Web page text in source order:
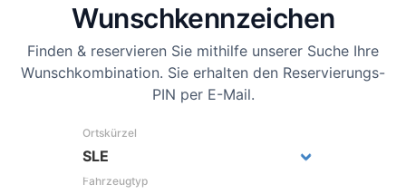
Wunsch­kennzeichen
Finden & reservieren Sie mithilfe unserer Suche Ihre
Wunschkombination. Sie erhalten den Reservierungs-
PIN per E-Mail.
Ortskürzel
Fahrzeugtyp